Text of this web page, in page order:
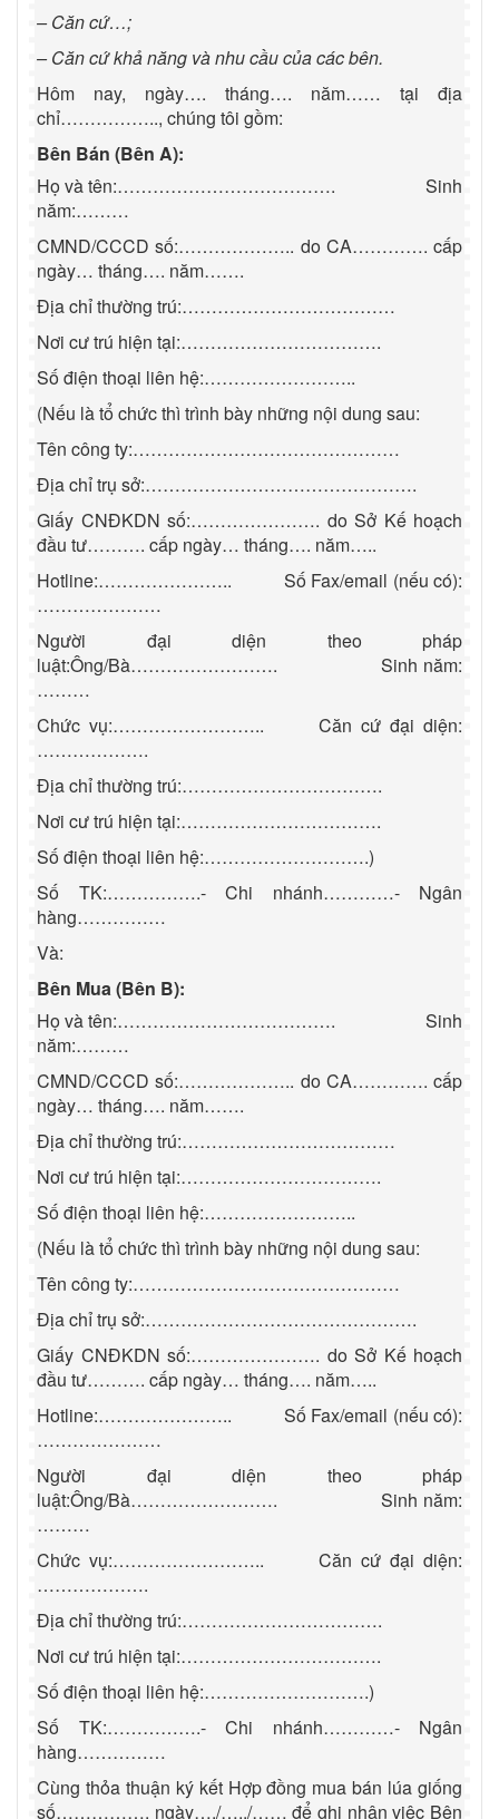
– Căn cứ…;
– Căn cứ khả năng và nhu cầu của các bên.
Hôm nay, ngày…. tháng…. năm…… tại địa
chỉ…………….., chúng tôi gồm:
Bên Bán (Bên A):
Họ và tên:………………………………. Sinh
năm:………
CMND/CCCD số:……………….. do CA…………. cấp
ngày… tháng…. năm…….
Địa chỉ thường trú:………………………………
Nơi cư trú hiện tại:…………………………….
Số điện thoại liên hệ:……………………..
(Nếu là tổ chức thì trình bày những nội dung sau:
Tên công ty:………………………………………
Địa chỉ trụ sở:……………………………………….
Giấy CNĐKDN số:…………………. do Sở Kế hoạch
đầu tư………. cấp ngày… tháng…. năm…..
Hotline:…………………..Số Fax/email (nếu có):
…………………
Người đại diện theo pháp
luật:Ông/Bà…………………….Sinh năm:
………
Chức vụ:…………………….. Căn cứ đại diện:
……………….
Địa chỉ thường trú:…………………………….
Nơi cư trú hiện tại:…………………………….
Số điện thoại liên hệ:……………………….)
Số TK:…………….- Chi nhánh…………- Ngân
hàng……………
Và:
Bên Mua (Bên B):
Họ và tên:………………………………. Sinh
năm:………
CMND/CCCD số:……………….. do CA…………. cấp
ngày… tháng…. năm…….
Địa chỉ thường trú:………………………………
Nơi cư trú hiện tại:…………………………….
Số điện thoại liên hệ:……………………..
(Nếu là tổ chức thì trình bày những nội dung sau:
Tên công ty:………………………………………
Địa chỉ trụ sở:……………………………………….
Giấy CNĐKDN số:…………………. do Sở Kế hoạch
đầu tư………. cấp ngày… tháng…. năm…..
Hotline:…………………..Số Fax/email (nếu có):
…………………
Người đại diện theo pháp
luật:Ông/Bà…………………….Sinh năm:
………
Chức vụ:…………………….. Căn cứ đại diện:
……………….
Địa chỉ thường trú:…………………………….
Nơi cư trú hiện tại:…………………………….
Số điện thoại liên hệ:……………………….)
Số TK:…………….- Chi nhánh…………- Ngân
hàng……………
Cùng thỏa thuận ký kết Hợp đồng mua bán lúa giống
số……………. ngày…./…../…… để ghi nhận việc Bên